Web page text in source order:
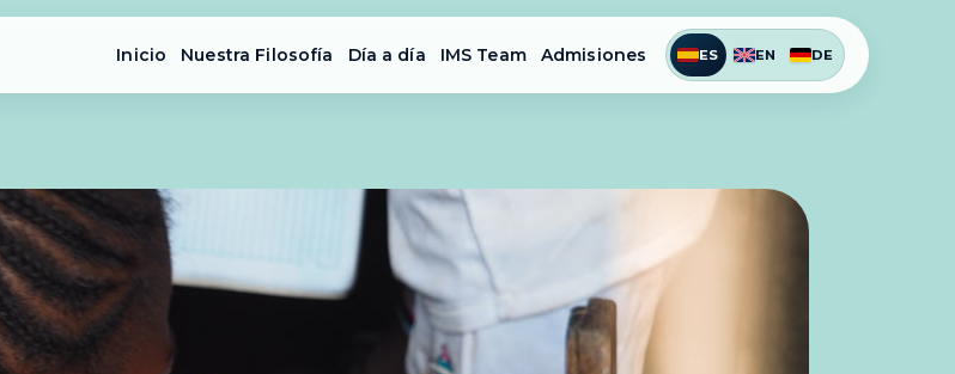
Inicio Nuestra Filosofía Día a día IMS Team Admisiones ES EN DE